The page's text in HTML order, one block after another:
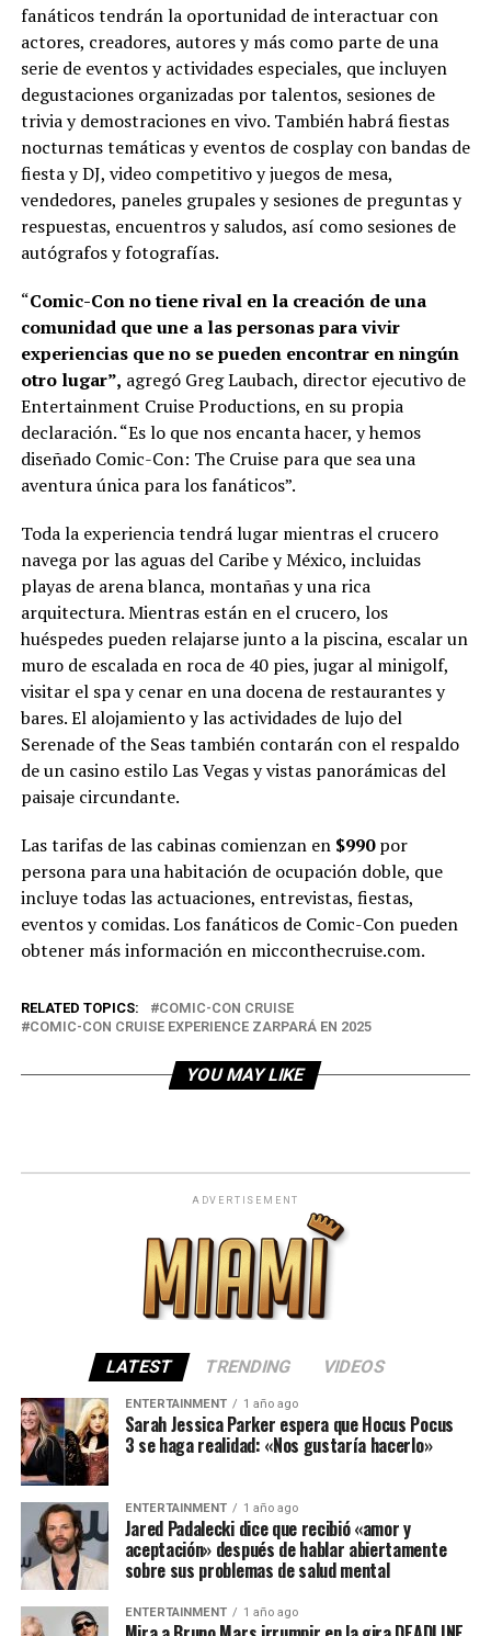
fanáticos tendrán la oportunidad de interactuar con
actores, creadores, autores y más como parte de una
serie de eventos y actividades especiales, que incluyen
degustaciones organizadas por talentos, sesiones de
trivia y demostraciones en vivo. También habrá fiestas
nocturnas temáticas y eventos de cosplay con bandas de
fiesta y DJ, video competitivo y juegos de mesa,
vendedores, paneles grupales y sesiones de preguntas y
respuestas, encuentros y saludos, así como sesiones de
autógrafos y fotografías.
“Comic-Con no tiene rival en la creación de una
comunidad que une a las personas para vivir
experiencias que no se pueden encontrar en ningún
otro lugar”, agregó Greg Laubach, director ejecutivo de
Entertainment Cruise Productions, en su propia
declaración. “Es lo que nos encanta hacer, y hemos
diseñado Comic-Con: The Cruise para que sea una
aventura única para los fanáticos”.
Toda la experiencia tendrá lugar mientras el crucero
navega por las aguas del Caribe y México, incluidas
playas de arena blanca, montañas y una rica
arquitectura. Mientras están en el crucero, los
huéspedes pueden relajarse junto a la piscina, escalar un
muro de escalada en roca de 40 pies, jugar al minigolf,
visitar el spa y cenar en una docena de restaurantes y
bares. El alojamiento y las actividades de lujo del
Serenade of the Seas también contarán con el respaldo
de un casino estilo Las Vegas y vistas panorámicas del
paisaje circundante.
Las tarifas de las cabinas comienzan en $990por
persona para una habitación de ocupación doble, que
incluye todas las actuaciones, entrevistas, fiestas,
eventos y comidas. Los fanáticos de Comic-Con pueden
obtener más información en micconthecruise.com.
RELATED TOPICS:
COMIC-CON CRUISE
COMIC-CON CRUISE EXPERIENCE ZARPARÁ EN 2025
YOU MAY LIKE
ADVERTISEMENT
LATEST TRENDING VIDEOS
ENTERTAINMENT 1 año ago
Sarah Jessica Parker espera que Hocus Pocus
3 se haga realidad: «Nos gustaría hacerlo»
ENTERTAINMENT 1 año ago
Jared Padalecki dice que recibió «amor y
aceptación» después de hablar abiertamente
sobre sus problemas de salud mental
ENTERTAINMENT 1 año ago